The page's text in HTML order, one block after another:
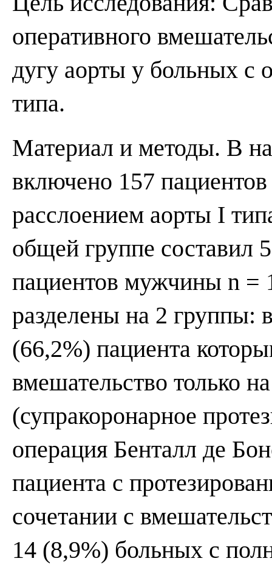
оперативного
дугу аорты у больных с
типа.
Материал и методы. В
включено 157
расслоением аорты I
общей группе составил
пациентов мужчины n =
разделены на 2 группы:
(66,2%) пациента
вмешательство только
(супракоронарное
операция Бенталл де
пациента с
сочетании с
14 (8,9%) больных с